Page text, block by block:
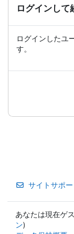
ログインして
ログインしたユ
す。
サイトサポ
あなたは現在ゲ
ン)